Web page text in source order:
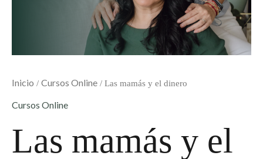
Inicio / Cursos Online / Las mamás y el dinero
Cursos Online
Las mamás y el